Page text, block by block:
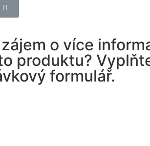
o více
produktu?
formulář.